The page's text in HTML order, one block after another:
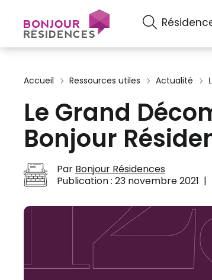
Accueil Ressources utiles Actualité
Le Grand
Bonjour
Par Bonjour Résidences
Publication : 23 novembre 2021 |